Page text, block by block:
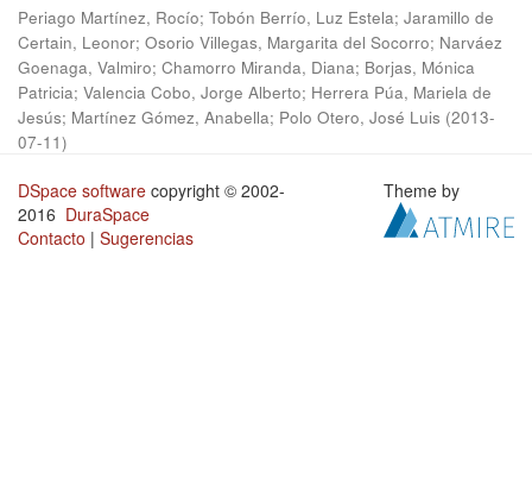
Periago Martínez, Rocío; Tobón Berrío, Luz Estela; Jaramillo de
Certain, Leonor; Osorio Villegas, Margarita del Socorro; Narváez
Goenaga, Valmiro; Chamorro Miranda, Diana; Borjas, Mónica
Patricia; Valencia Cobo, Jorge Alberto; Herrera Púa, Mariela de
Jesús; Martínez Gómez, Anabella; Polo Otero, José Luis (2013-
07-11)
DSpace software copyright © 2002-
2016 DuraSpace
Contacto | Sugerencias
Theme by